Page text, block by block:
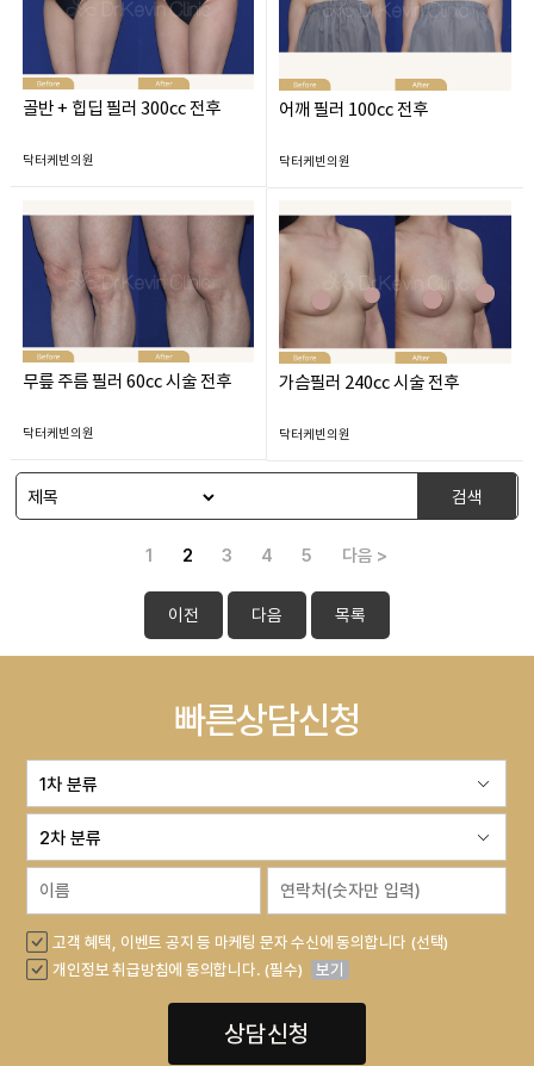
골반 + 힙딥 필러 300cc 전후
닥터케빈의원
어깨 필러 100cc 전후
닥터케빈의원
무릎 주름 필러 60cc 시술 전후
닥터케빈의원
가슴필러 240cc 시술 전후
닥터케빈의원
검색
1 2 3 4 5 다음 >
이전 다음 목록
빠른상담신청
고객 혜택, 이벤트 공지 등 마케팅 문자 수신에 동의합니다 (선택)
개인정보 취급방침에 동의합니다. (필수)
보기
상담신청